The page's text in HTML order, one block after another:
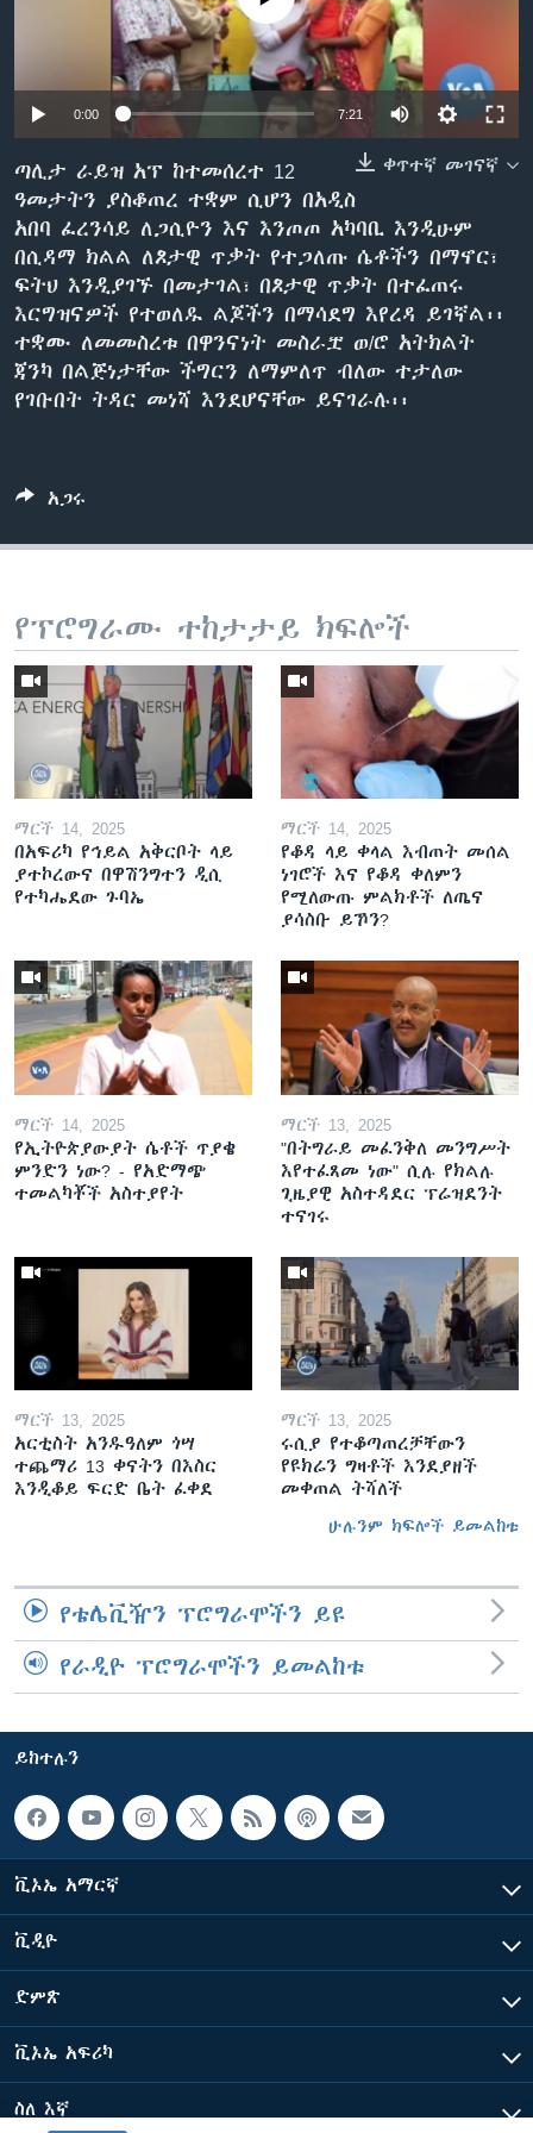
ቋንቋዎች
0:00 7:21
ቀጥተኛ መገናኛ
ጣሊታ ራይዝ አፕ ከተመሰረተ 12
ዓመታትን ያስቆጠረ ተቋም ሲሆን በአዲስ
አበባ ፈረንሳይ ለጋሲዮን እና እንጦጦ አካባቢ እንዲሁም
በሲዳማ ክልል ለጾታዊ ጥቃት የተጋለጡ ሴቶችን በማኖር፣
ፍትህ እንዲያገኙ በመታገል፣ በጾታዊ ጥቃት በተፈጠሩ
እርግዝናዎች የተወለዱ ልጆችን በማሳደግ እየረዳ ይገኛል፡፡
ተቋሙ ለመመስረቱ በዋንናነት መስራቿ ወ/ሮ አትክልት
ጃንካ በልጅነታቸው ችግርን ለማምለጥ ብለው ተታለው
የገቡበት ትዳር መነሻ እንደሆናቸው ይናገራሉ፡፡
አጋሩ
የፕሮግራሙ ተከታታይ ክፍሎች
ማርች 14, 2025
በአፍሪካ የኅይል አቅርቦት ላይ
ያተኮረውና በዋሽንግተን ዲሲ
የተካሔደው ጉባኤ
ማርች 14, 2025
የቆዳ ላይ ቀላል እብጠት መሰል
ነገሮች እና የቆዳ ቀለምን
የሚለውጡ ምልክቶች ለጤና
ያሳስቡ ይኾን?
ማርች 14, 2025
የኢትዮጵያውያት ሴቶች ጥያቄ
ምንድን ነው? - የአድማጭ
ተመልካቾች አስተያየት
ማርች 13, 2025
"በትግራይ መፈንቅለ መንግሥት
እየተፈጸመ ነው" ሲሉ የክልሉ
ጊዜያዊ አስተዳደር ፕሬዝደንት
ተናገሩ
ማርች 13, 2025
አርቲስት አንዱዓለም ጎሣ
ተጨማሪ 13 ቀናትን በእስር
እንዲቆይ ፍርድ ቤት ፈቀደ
ማርች 13, 2025
ሩሲያ የተቆጣጠረቻቸውን
የዩክሬን ግዛቶች እንደያዘች
መቀጠል ትሻለች
ሁሉንም ክፍሎች ይመልከቱ
የቴሌቪዥን ፕሮግራሞችን ይዩ
የራዲዮ ፕሮግራሞችን ይመልከቱ
ይከተሉን
ቪኦኤ አማርኛ
ቪዲዮ
ድምጽ
ቪኦኤ አፍሪካ
ስለ እኛ